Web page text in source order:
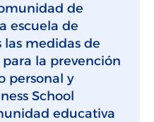
de
escuela de
las medidas de
la prevención
personal y
School
educativa